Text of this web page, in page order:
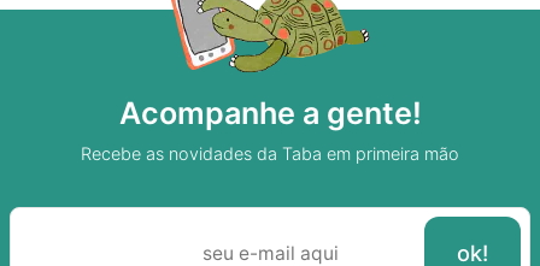
Acompanhe a gente!
Recebe as novidades da Taba em primeira mão